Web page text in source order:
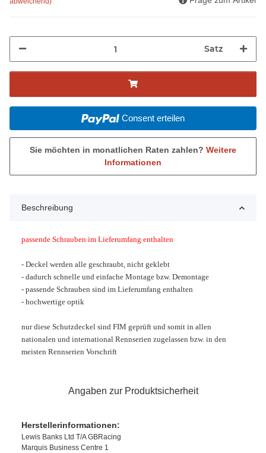
Satz
Consent erteilen
Sie möchten in monatlichen Raten zahlen? Weitere
Informationen
Beschreibung
passende Schrauben im Lieferumfang enthalten
- Deckel werden alle geschraubt, nicht geklebt
- dadurch schnelle und einfache Montage bzw. Demontage
- passende Schrauben sind im Lieferumfang enthalten
- hochwertige optik
nur diese Schutzdeckel sind FIM geprüft und somit in allen
nationalen und international Rennserien zugelassen bzw. in den
meisten Rennserien Vorschrift
Angaben zur Produktsicherheit
Herstellerinformationen:
Lewis Banks Ltd T/A GBRacing
Marquis Business Centre 1